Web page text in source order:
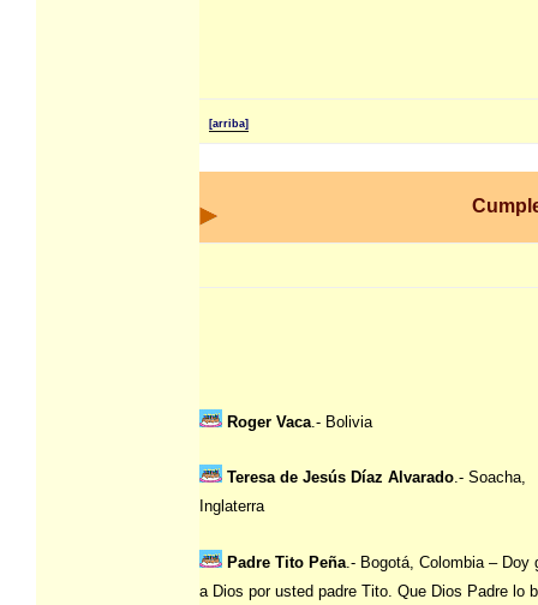
[arriba]
Roger Vaca .- Bolivia
Teresa de Jesús Díaz Alvarado.- Soacha,
Inglaterra
Padre Tito Peña .- Bogotá, Colombia – Doy
a Dios por usted padre Tito. Que Dios Padre lo